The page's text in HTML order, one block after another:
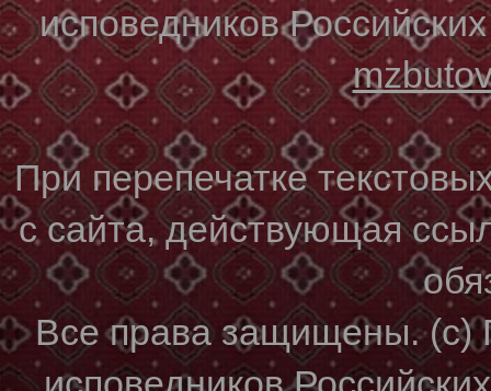
исповедников
При перепечатке
с сайта, действующая
Все права защищены. (с)